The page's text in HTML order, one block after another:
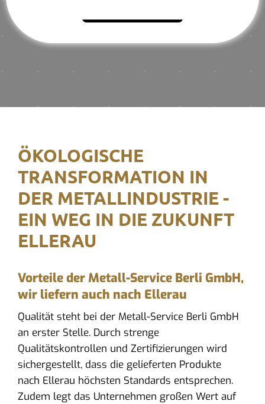
ÖKOLOGISCHE
TRANSFORMATION IN
DER METALLINDUSTRIE -
EIN WEG IN DIE ZUKUNFT
ELLERAU
Vorteile der Metall-Service Berli GmbH,
wir liefern auch nach Ellerau
Qualität steht bei der Metall-Service Berli GmbH
an erster Stelle. Durch strenge
Qualitätskontrollen und Zertifizierungen wird
sichergestellt, dass die gelieferten Produkte
nach Ellerau höchsten Standards entsprechen.
Zudem legt das Unternehmen großen Wert auf